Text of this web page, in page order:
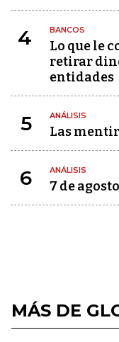
4 BANCOS
Lo que le
retirar
entidades
5 ANÁLISIS
Las
6 ANÁLISIS
7 de agosto
MÁS DE